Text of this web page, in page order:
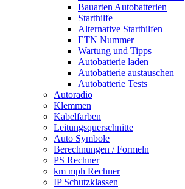
Bauarten Autobatterien
Starthilfe
Alternative Starthilfen
ETN Nummer
Wartung und Tipps
Autobatterie laden
Autobatterie austauschen
Autobatterie Tests
Autoradio
Klemmen
Kabelfarben
Leitungsquerschnitte
Auto Symbole
Berechnungen / Formeln
PS Rechner
km mph Rechner
IP Schutzklassen